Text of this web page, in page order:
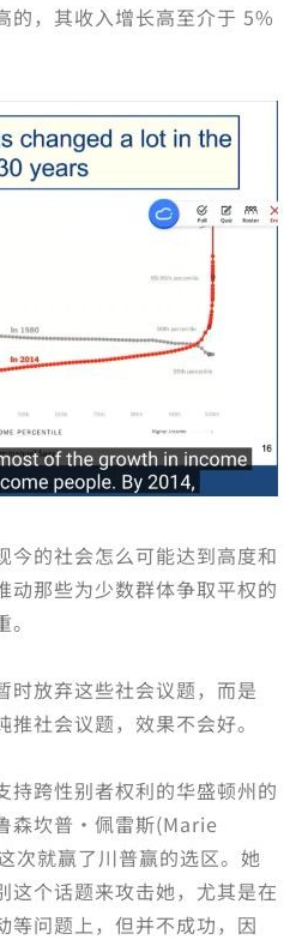
的，其收入增长高至介于 5%
今的社会怎么可能达到高度和
动那些为少数群体争取平权的
时放弃这些社会议题，而是
社会议题，效果不会好。
持跨性别者权利的华盛顿州的
森坎普·佩雷斯(Marie
就赢了川普赢的选区。她
这个话题来攻击她，尤其是在
等问题上，但并不成功，因